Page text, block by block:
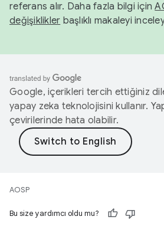
referans alır. Daha fazla bilgi için
değişiklikler başlıklı makaleyi
Google, içerikleri tercih ettiğiniz
yapay zeka teknolojisini kullanır.
çevirilerinde hata olabilir.
AOSP
Bu size yardımcı oldu mu?